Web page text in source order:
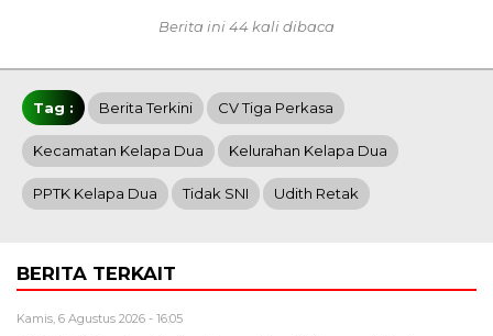
Berita ini 44 kali dibaca
Tag : Berita Terkini CV Tiga Perkasa
Kecamatan Kelapa Dua Kelurahan Kelapa Dua
PPTK Kelapa Dua Tidak SNI Udith Retak
BERITA TERKAIT
Kamis, 6 Agustus 2026 - 16:05